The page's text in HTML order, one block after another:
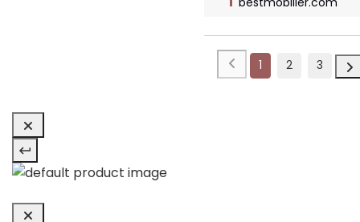
1 2 3